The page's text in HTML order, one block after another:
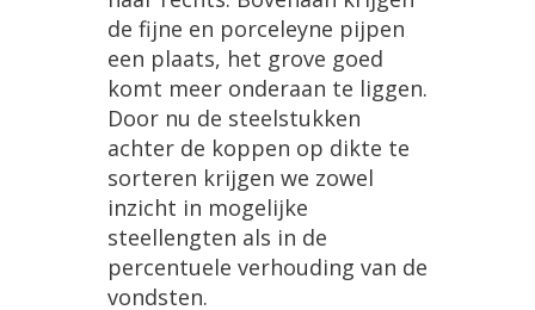
de fijne en porceleyne pijpen
een plaats, het grove goed
komt meer onderaan te liggen.
Door nu de steelstukken
achter de koppen op dikte te
sorteren krijgen we zowel
inzicht in mogelijke
steellengten als in de
percentuele verhouding van de
vondsten.